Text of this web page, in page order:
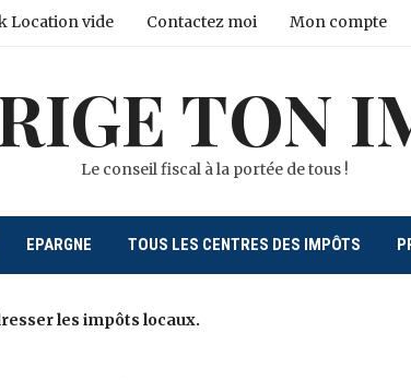
Location vide Contactez moi Mon compte
TON
Le conseil fiscal à la portée de tous !
EPARGNE TOUS LES CENTRES DES IMPÔTS
les impôts locaux.